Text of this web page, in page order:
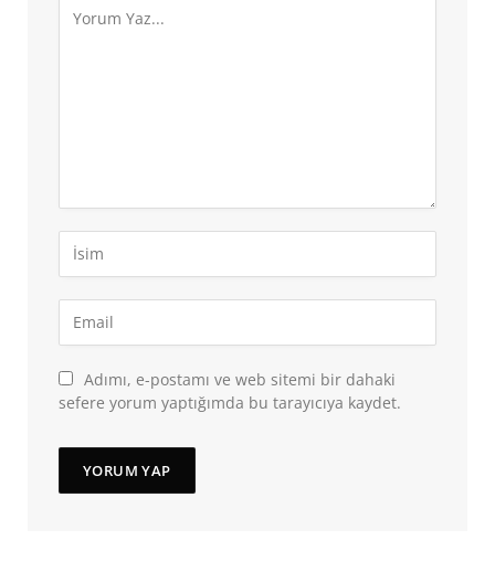
Adımı, e-postamı ve web sitemi bir dahaki
sefere yorum yaptığımda bu tarayıcıya kaydet.